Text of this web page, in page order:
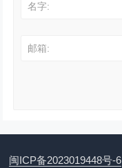
名字:
邮箱:
闽ICP备2023019448号-6